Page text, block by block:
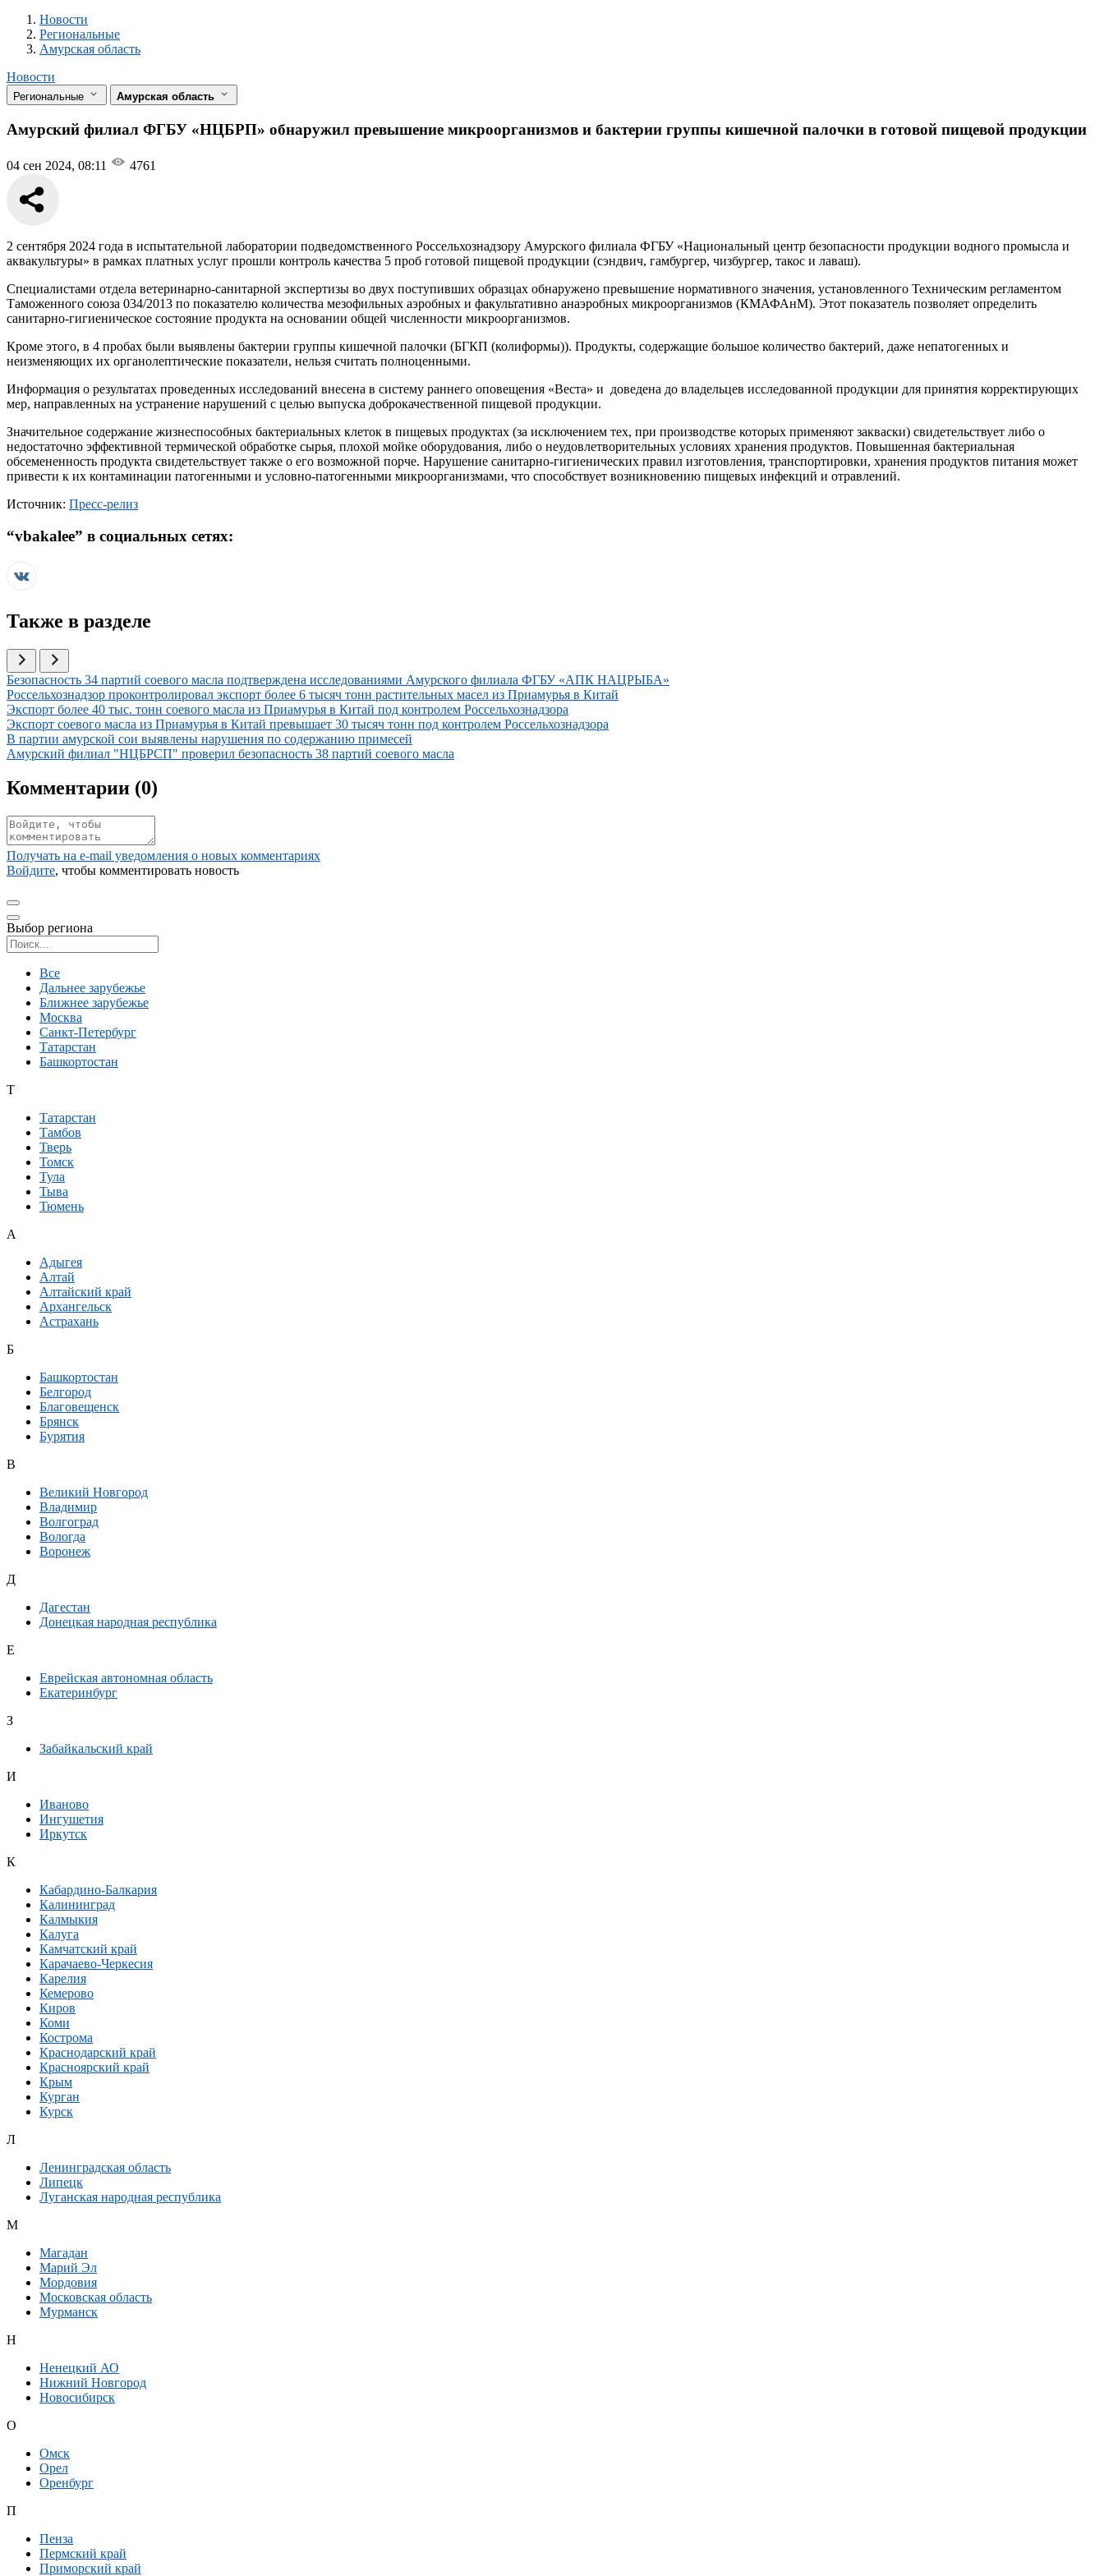
Новости
Разделы
Новости
Региональные
Амурская область
Новости
Региональные Амурская область
Амурский филиал ФГБУ «НЦБРП» обнаружил превышение микроорганизмов и бактерии группы кишечной палочки в готовой пищевой продукции
04 сен 2024, 08:11 4761
2 сентября 2024 года в испытательной лаборатории подведомственного Россельхознадзору Амурского филиала ФГБУ «Национальный центр безопасности продукции водного промысла и
аквакультуры» в рамках платных услуг прошли контроль качества 5 проб готовой пищевой продукции (сэндвич, гамбургер, чизбургер, такос и лаваш).
Специалистами отдела ветеринарно-санитарной экспертизы во двух поступивших образцах обнаружено превышение нормативного значения, установленного Техническим регламентом
Таможенного союза 034/2013 по показателю количества мезофильных аэробных и факультативно анаэробных микроорганизмов (КМАФАнМ). Этот показатель позволяет определить
санитарно-гигиеническое состояние продукта на основании общей численности микроорганизмов.
Кроме этого, в 4 пробах были выявлены бактерии группы кишечной палочки (БГКП (колиформы)). Продукты, содержащие большое количество бактерий, даже непатогенных и
неизменяющих их органолептические показатели, нельзя считать полноценными.
Информация о результатах проведенных исследований внесена в систему раннего оповещения «Веста» и доведена до владельцев исследованной продукции для принятия корректирующих
мер, направленных на устранение нарушений с целью выпуска доброкачественной пищевой продукции.
Значительное содержание жизнеспособных бактериальных клеток в пищевых продуктах (за исключением тех, при производстве которых применяют закваски) свидетельствует либо о
недостаточно эффективной термической обработке сырья, плохой мойке оборудования, либо о неудовлетворительных условиях хранения продуктов. Повышенная бактериальная
обсемененность продукта свидетельствует также о его возможной порче. Нарушение санитарно-гигиенических правил изготовления, транспортировки, хранения продуктов питания может
привести к их контаминации патогенными и условно-патогенными микроорганизмами, что способствует возникновению пищевых инфекций и отравлений.
Источник: Пресс-релиз
“vbakalee” в социальных сетях:
Также в разделе
Иллюстрация новости
Безопасность 34 партий соевого масла подтверждена исследованиями Амурского филиала ФГБУ «АПК НАЦРЫБА»
Иллюстрация новости
Россельхознадзор проконтролировал экспорт более 6 тысяч тонн растительных масел из Приамурья в Китай
Иллюстрация новости
Экспорт более 40 тыс. тонн соевого масла из Приамурья в Китай под контролем Россельхознадзора
Иллюстрация новости
Экспорт соевого масла из Приамурья в Китай превышает 30 тысяч тонн под контролем Россельхознадзора
Иллюстрация новости
В партии амурской сои выявлены нарушения по содержанию примесей
Иллюстрация новости
Амурский филиал "НЦБРСП" проверил безопасность 38 партий соевого масла
Комментарии (0)
Получать на e‑mail уведомления о новых комментариях
Войдите, чтобы комментировать новость
Выбор региона
Все
Дальнее зарубежье
Ближнее зарубежье
Москва
Санкт-Петербург
Татарстан
Башкортостан
Т
Татарстан
Тамбов
Тверь
Томск
Тула
Тыва
Тюмень
А
Адыгея
Алтай
Алтайский край
Архангельск
Астрахань
Б
Башкортостан
Белгород
Благовещенск
Брянск
Бурятия
В
Великий Новгород
Владимир
Волгоград
Вологда
Воронеж
Д
Дагестан
Донецкая народная республика
Е
Еврейская автономная область
Екатеринбург
З
Забайкальский край
И
Иваново
Ингушетия
Иркутск
К
Кабардино-Балкария
Калининград
Калмыкия
Калуга
Камчатский край
Карачаево-Черкесия
Карелия
Кемерово
Киров
Коми
Кострома
Краснодарский край
Красноярский край
Крым
Курган
Курск
Л
Ленинградская область
Липецк
Луганская народная республика
М
Магадан
Марий Эл
Мордовия
Московская область
Мурманск
Н
Ненецкий АО
Нижний Новгород
Новосибирск
О
Омск
Орел
Оренбург
П
Пенза
Пермский край
Приморский край